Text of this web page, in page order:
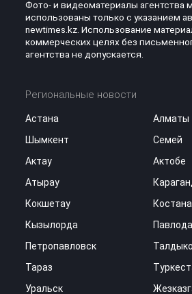
Фото- и видеоматериалы агентства
использованы только с указанием
newtimes.kz. Использование
коммерческих целях без
агентства не допускается.
Региональные новости
Астана
Алматы
Шымкент
Семей
Актау
Актобе
Атырау
Кокшетау
Кызылорда
Петропавловск
Тараз
Уральск